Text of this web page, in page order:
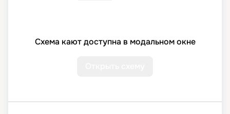
Схема кают доступна в модальном окне